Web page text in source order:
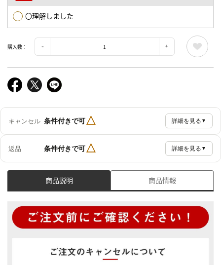
〇理解しました
購入数：
キャンセル 条件付きで可△ 詳細を見る ▼
返品 条件付きで可△ 詳細を見る ▼
商品説明 商品情報